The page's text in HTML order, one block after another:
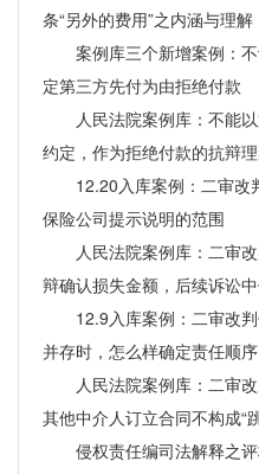
条“另外的费用”之内涵与理解
案例库三个新增案例：
定第三方先付为由拒绝付款
人民法院案例库：不能以
约定，作为拒绝付款的抗辩
12.20入库案例：二审改
保险公司提示说明的范围
人民法院案例库：二审改
辩确认损失金额，后续诉讼
12.9入库案例：二审改判
并存时，怎么样确定责任顺序
人民法院案例库：二审改
其他中介人订立合同不构成“
侵权责任编司法解释之评